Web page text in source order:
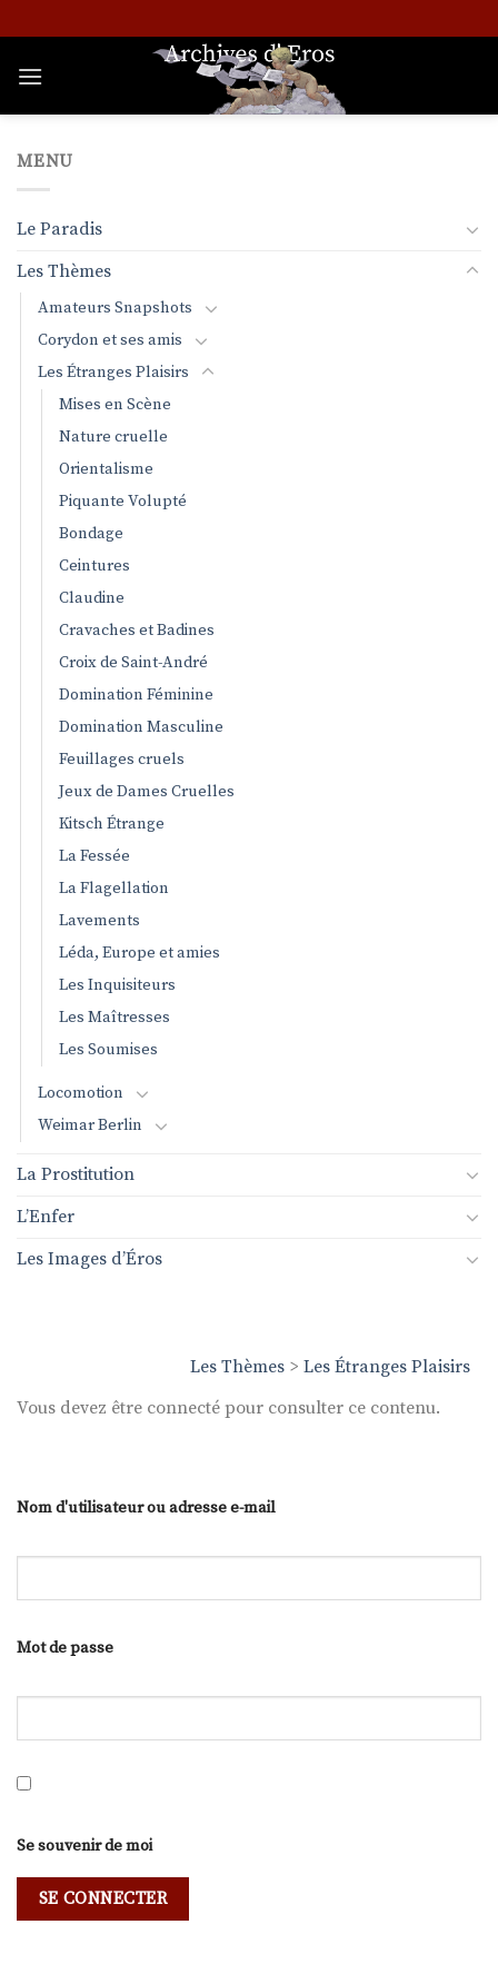
au
contenu
Les Thèmes > Les Étranges Plaisirs
Vous devez être connecté pour consulter ce contenu.
Nom d'utilisateur ou adresse e-mail
Mot de passe
Se souvenir de moi
MENU
Le Paradis
Les Thèmes
Amateurs Snapshots
Corydon et ses amis
Les Étranges Plaisirs
Mises en Scène
Nature cruelle
Orientalisme
Piquante Volupté
Bondage
Ceintures
Claudine
Cravaches et Badines
Croix de Saint-André
Domination Féminine
Domination Masculine
Feuillages cruels
Jeux de Dames Cruelles
Kitsch Étrange
La Fessée
La Flagellation
Lavements
Léda, Europe et amies
Les Inquisiteurs
Les Maîtresses
Les Soumises
Locomotion
Weimar Berlin
La Prostitution
L’Enfer
Les Images d’Éros